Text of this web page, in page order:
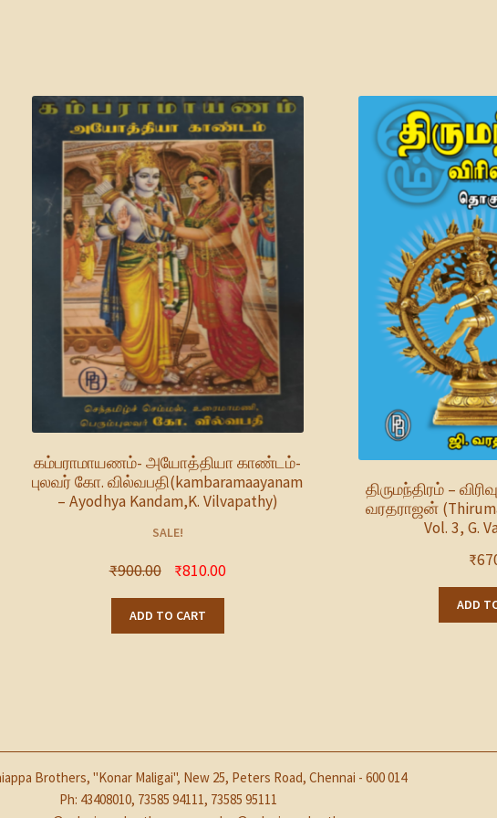
கம்பராமாயணம்- அயோத்தியா காண்டம்-
புலவர் கோ. வில்வபதி(kambaramaayanam
– Ayodhya Kandam,K. Vilvapathy)
SALE!
₹900.00 ₹810.00
ADD TO CART
திருமந்திரம் –
வரதராஜன்
Vol. 3, G.
₹
ADD
Brothers, "Konar Maligai", New 25, Peters Road, Chennai - 600 014
Ph: 43408010, 73585 94111, 73585 95111